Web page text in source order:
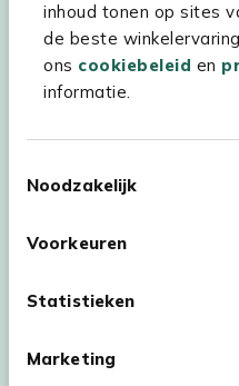
inhoud tonen op sites
de beste
ons cookiebeleid en
informatie.
Noodzakelijk
Voorkeuren
Statistieken
Marketing
Experience Stores XXL